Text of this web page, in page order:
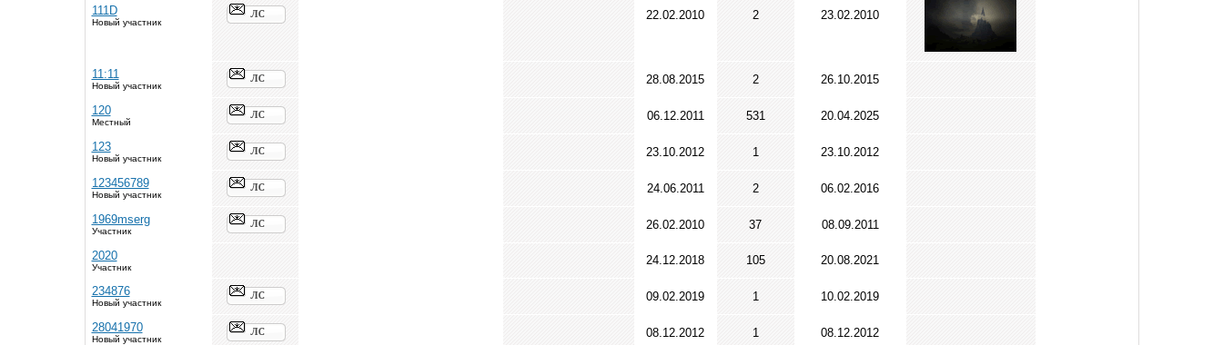
111D
Новый участник
22.02.2010 2 23.02.2010
11:11
Новый участник 28.08.2015 2 26.10.2015
120
Местный 06.12.2011 531 20.04.2025
123
Новый участник 23.10.2012 1 23.10.2012
123456789
Новый участник 24.06.2011 2 06.02.2016
1969mserg
Участник 26.02.2010 37 08.09.2011
2020
Участник
24.12.2018 105 20.08.2021
234876
Новый участник 09.02.2019 1 10.02.2019
28041970
Новый участник 08.12.2012 1 08.12.2012